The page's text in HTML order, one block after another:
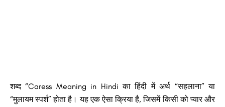
शब्द “Caress Meaning in Hindi का हिंदी में अर्थ “सहलाना” या
“मुलायम स्पर्श” होता है। यह एक ऐसा क्रिया है, जिसमें किसी को प्यार और